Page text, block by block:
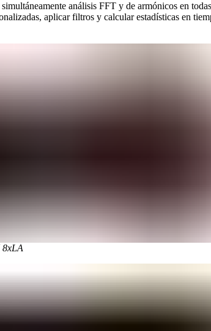
análisis FFT y de armónicos en
aplicar filtros y calcular estadísticas en
8xLA